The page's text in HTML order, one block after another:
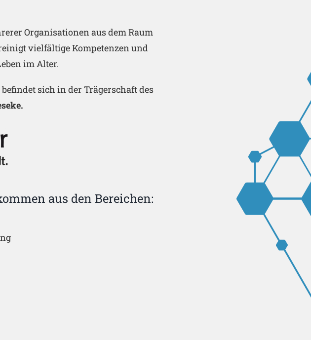
Organisationen aus dem Raum
vielfältige Kompetenzen und
im Alter.
sich in der Trägerschaft des
aus den Bereichen: